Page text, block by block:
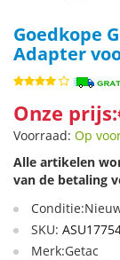
Goedkope
Adapter
Onze
Voorraad: Op
Alle artikelen
van de betaling
SKU:
Merk:Getac